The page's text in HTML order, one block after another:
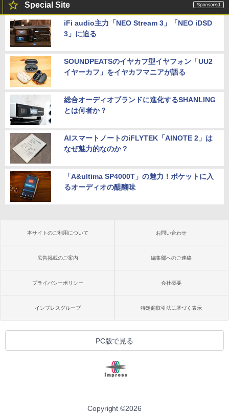
Special Site
iFi audio主力「NEO Stream 3」「NEO iDSD
3」に迫る
SOUNDPEATSのイヤカフ型イヤフォン「UU2
イヤーカフ」をイヤカフマニアが語る
総合オーディオブランドに進化するSHANLING
とは何者か？
AIスマートノートのiFLYTEK「AINOTE 2」は
なぜ魅力的なのか？
「A&ultima SP4000T」の魅力！ポケットに入
るオーディオの醍醐味
本サイトのご利用について お問い合わせ
広告掲載のご案内 編集部へのご連絡
プライバシーポリシー 会社概要
インプレスグループ 特定商取引法に基づく表示
PC版で見る
Copyright ©2026